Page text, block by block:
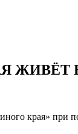
ЖИВЁТ
края» при